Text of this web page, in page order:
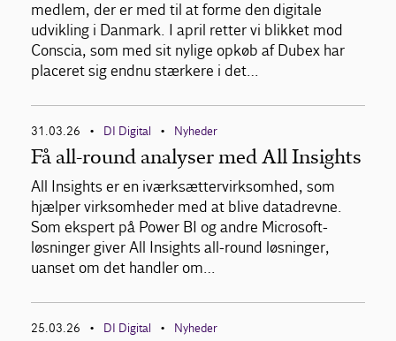
medlem, der er med til at forme den digitale
udvikling i Danmark. I april retter vi blikket mod
Conscia, som med sit nylige opkøb af Dubex har
placeret sig endnu stærkere i det…
31.03.26 • DI Digital • Nyheder
Få all-round analyser med All Insights
All Insights er en iværksættervirksomhed, som
hjælper virksomheder med at blive datadrevne.
Som ekspert på Power BI og andre Microsoft-
løsninger giver All Insights all-round løsninger,
uanset om det handler om…
25.03.26 • DI Digital • Nyheder